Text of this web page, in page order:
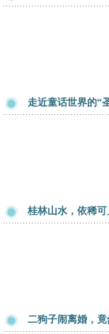
走近童话世界的“
桂林山水，依稀
二狗子闹离婚，